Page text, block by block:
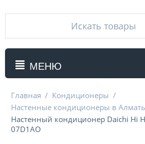
МЕНЮ
Главная / Кондиционеры /
Настенные кондиционеры в
Настенный кондиционер Daichi Hi
07D1AO